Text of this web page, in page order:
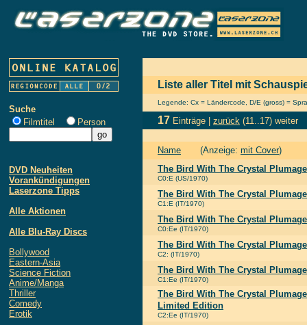
Suche
Filmtitel
Person
DVD Neuheiten
Vorankündigungen
Laserzone Tipps
Alle Aktionen
Alle Blu-Ray Discs
Bollywood
Eastern-Asia
Science Fiction
Anime/Manga
Thriller
Comedy
Erotik
Liste aller Titel mit
Legende: Cx = Ländercode, D/E (gross) =
17 Einträge | zurück (11..17) weiter
Name (Anzeige: mit Cover)
The Bird With The Crystal Plumage
C0:E (US/1970)
The Bird With The Crystal Plumage
C1:E (IT/1970)
The Bird With The Crystal
C0:Ee (IT/1970)
The Bird With The Crystal
C2: (IT/1970)
The Bird With The Crystal
C1:Ee (IT/1970)
The Bird With The Crystal
Limited Edition
C2:Ee (IT/1970)